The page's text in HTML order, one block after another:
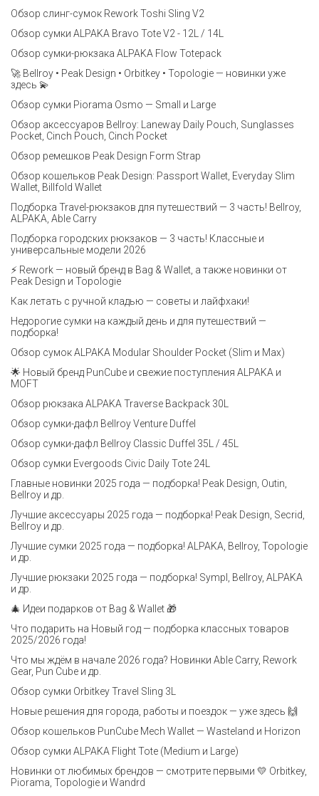
Обзор слинг-сумок Rework Toshi Sling V2
Обзор сумки ALPAKA Bravo Tote V2 - 12L / 14L
Обзор сумки-рюкзака ALPAKA Flow Totepack
🚀 Bellroy • Peak Design • Orbitkey • Topologie — новинки уже
здесь 💫
Обзор сумки Piorama Osmo — Small и Large
Обзор аксессуаров Bellroy: Laneway Daily Pouch, Sunglasses
Pocket, Cinch Pouch, Cinch Pocket
Обзор ремешков Peak Design Form Strap
Обзор кошельков Peak Design: Passport Wallet, Everyday Slim
Wallet, Billfold Wallet
Подборка Travel-рюкзаков для путешествий — 3 часть! Bellroy,
ALPAKA, Able Carry
Подборка городских рюкзаков — 3 часть! Классные и
универсальные модели 2026
⚡️ Rework — новый бренд в Bag & Wallet, а также новинки от
Peak Design и Topologie
Как летать с ручной кладью — советы и лайфхаки!
Недорогие сумки на каждый день и для путешествий —
подборка!
Обзор сумок ALPAKA Modular Shoulder Pocket (Slim и Max)
🌟 Новый бренд PunCube и свежие поступления ALPAKA и
MOFT
Обзор рюкзака ALPAKA Traverse Backpack 30L
Обзор сумки-дафл Bellroy Venture Duffel
Обзор сумки-дафл Bellroy Classic Duffel 35L / 45L
Обзор сумки Evergoods Civic Daily Tote 24L
Главные новинки 2025 года — подборка! Peak Design, Outin,
Bellroy и др.
Лучшие аксессуары 2025 года — подборка! Peak Design, Secrid,
Bellroy и др.
Лучшие сумки 2025 года — подборка! ALPAKA, Bellroy, Topologie
и др.
Лучшие рюкзаки 2025 года — подборка! Sympl, Bellroy, ALPAKA
и др.
🎄 Идеи подарков от Bag & Wallet 🎁
Что подарить на Новый год — подборка классных товаров
2025/2026 года!
Что мы ждём в начале 2026 года? Новинки Able Carry, Rework
Gear, Pun Cube и др.
Обзор сумки Orbitkey Travel Sling 3L
Новые решения для города, работы и поездок — уже здесь 🙌
Обзор кошельков PunCube Mech Wallet — Wasteland и Horizon
Обзор сумки ALPAKA Flight Tote (Medium и Large)
Новинки от любимых брендов — смотрите первыми 💛 Orbitkey,
Piorama, Topologie и Wandrd